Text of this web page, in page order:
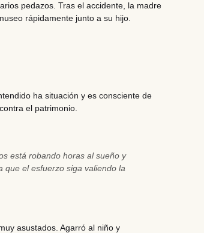
pedazos. Tras el accidente, la madre
rápidamente junto a su hijo.
ha situación y es consciente de
el patrimonio.
está robando horas al sueño y
que el esfuerzo siga valiendo la
asustados. Agarró al niño y